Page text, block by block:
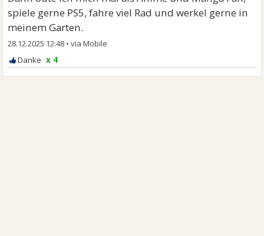
spiele gerne PS5, fahre viel Rad und werkel gerne in
meinem Garten.
28.12.2025 12:48 •
x 4